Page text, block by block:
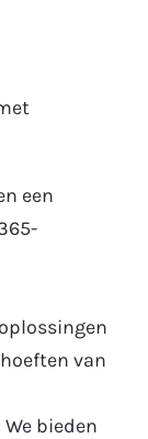
een
van
bieden